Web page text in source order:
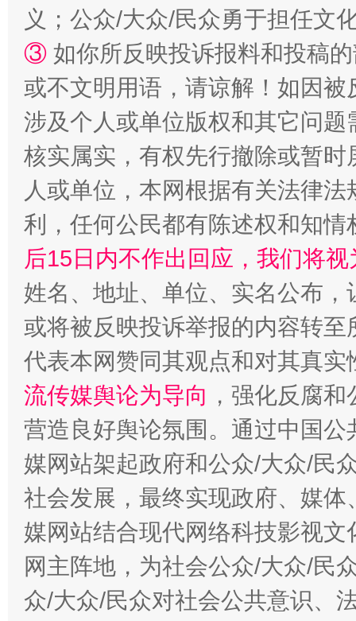
公平竞争审查“十大案例”出炉！ 一纸欠
东山县通报“牛蛙产品抗生素超标问题”
千年窑火 生生不息 一
义；公众/大众/民众勇于担任文
③ 如你所反映投诉报料和投稿
或不文明用语，请谅解！如因
涉及个人或单位版权和其它问题
核实属实，有权先行撤除或暂
人或单位，本网根据有关法律
利，任何公民都有陈述权和知情
后15日内不作出回应，我们将
姓名、地址、单位、实名公布
或将被反映投诉举报的内容转
代表本网赞同其观点和对其真实
流传媒舆论为导向 ，强化反腐
营造良好舆论氛围。通过中国
媒网站架起政府和公众/大众/民
社会发展，最终实现政府、媒
媒网站结合现代网络科技影视
网主阵地，为社会公众/大众/民
众/大众/民众对社会公共意识、